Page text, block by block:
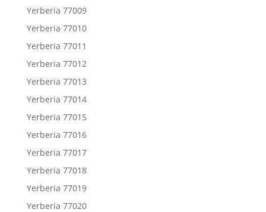
Yerberia 77009
Yerberia 77010
Yerberia 77011
Yerberia 77012
Yerberia 77013
Yerberia 77014
Yerberia 77015
Yerberia 77016
Yerberia 77017
Yerberia 77018
Yerberia 77019
Yerberia 77020